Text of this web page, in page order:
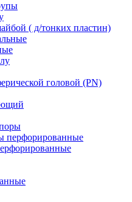
( д/тонких пластин)
головой (PN)
перфорированные